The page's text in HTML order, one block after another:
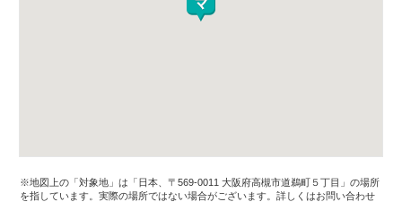
※地図上の「対象地」は「日本、〒569-0011 大阪府高槻市道鵜町５丁目」の場所
を指しています。実際の場所ではない場合がございます。詳しくはお問い合わせ